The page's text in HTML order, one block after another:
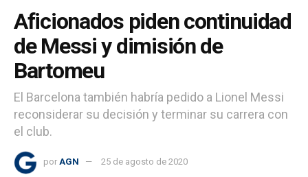
Aficionados piden continuidad
de Messi y dimisión de
Bartomeu
El Barcelona también habría pedido a Lionel Messi
reconsiderar su decisión y terminar su carrera con
el club.
por AGN 25 de agosto de 2020